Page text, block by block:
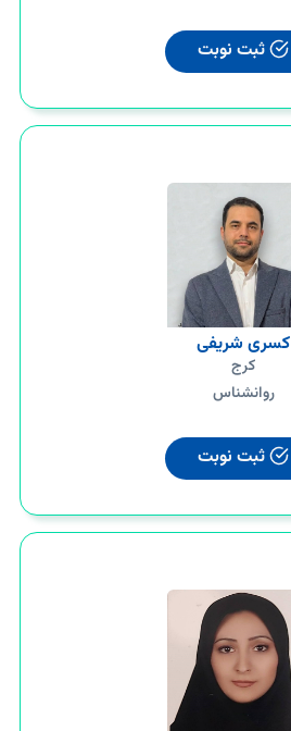
ثبت نوبت
کسری شریفی
کرج
روانشناس
ثبت نوبت